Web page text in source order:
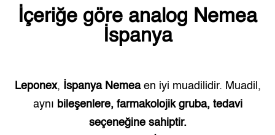
İçeriğe göre analog Nemea
İspanya
Leponex, İspanya Nemeaen iyi muadilidir. Muadil,
aynı bileşenlere, farmakolojik gruba, tedavi
seçeneğine sahiptir.